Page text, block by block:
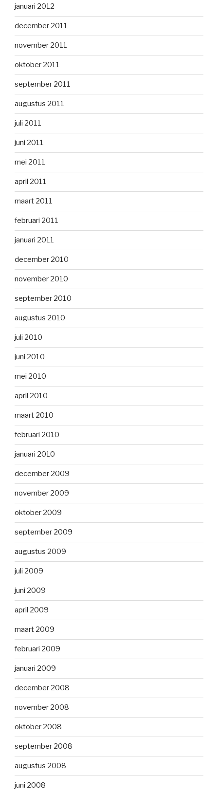
januari 2012
december 2011
november 2011
oktober 2011
september 2011
augustus 2011
juli 2011
juni 2011
mei 2011
april 2011
maart 2011
februari 2011
januari 2011
december 2010
november 2010
september 2010
augustus 2010
juli 2010
juni 2010
mei 2010
april 2010
maart 2010
februari 2010
januari 2010
december 2009
november 2009
oktober 2009
september 2009
augustus 2009
juli 2009
juni 2009
april 2009
maart 2009
februari 2009
januari 2009
december 2008
november 2008
oktober 2008
september 2008
augustus 2008
juni 2008